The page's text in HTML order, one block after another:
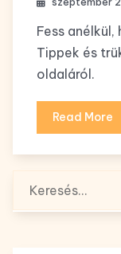
Fess
Tippek és
oldaláról.
Read More